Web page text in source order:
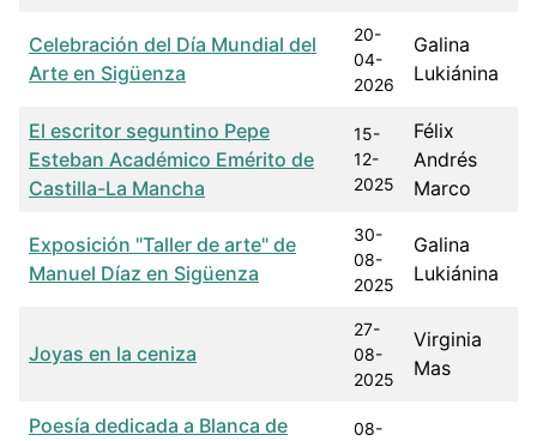
Celebración del Día Mundial del
Arte en Sigüenza
20-
04-
2026
Galina
Lukiánina
El escritor seguntino Pepe
Esteban Académico Emérito de
Castilla-La Mancha
15-
12-
2025
Félix
Andrés
Marco
Exposición "Taller de arte" de
Manuel Díaz en Sigüenza
30-
08-
2025
Galina
Lukiánina
Joyas en la ceniza
27-
08-
2025
Virginia
Mas
Poesía dedicada a Blanca de
08-